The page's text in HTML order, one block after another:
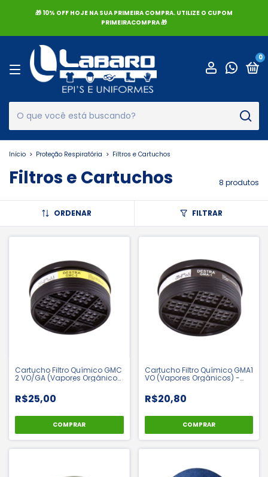
🎁 10% OFF HOJE NA SUA PRIMEIRA COMPRA. UTILIZE O CUPOM
PRIMEIRACOMPRA 🎁
0
Início > Proteção Respiratória > Filtros e Cartuchos
Filtros e Cartuchos 8 produtos
ORDENAR FILTRAR
Cartucho Filtro Químico GMC
2 VO/GA (Vapores Orgânicos
R$25,00
COMPRAR
Cartucho Filtro Químico GMA1
VO (Vapores Orgânicos) -
R$20,80
COMPRAR